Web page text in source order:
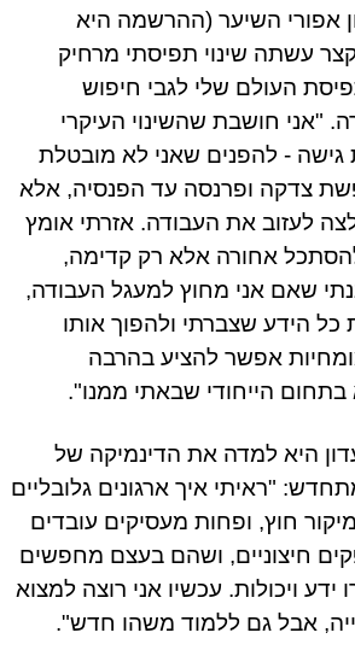
השיער (ההרשמה היא
עשתה שינוי תפיסתי מרחיק
העולם שלי לגבי חיפוש
חושבת שהשינוי העיקרי
- להפנים שאני לא מובטלת
ופרנסה עד הפנסיה, אלא
לעזוב את העבודה. אזרתי אומץ
אחורה אלא רק קדימה,
שאם אני מחוץ למעגל העבודה,
הידע שצברתי ולהפוך אותו
אפשר להציע בהרבה
הייחודי שבאתי ממנו".
היא למדה את הדינמיקה של
"ראיתי איך ארגונים גלובליים
חוץ, ופחות מעסיקים עובדים
חיצוניים, ושהם בעצם מחפשים
ויכולות. עכשיו אני רוצה למצוא
אבל גם ללמוד משהו חדש".